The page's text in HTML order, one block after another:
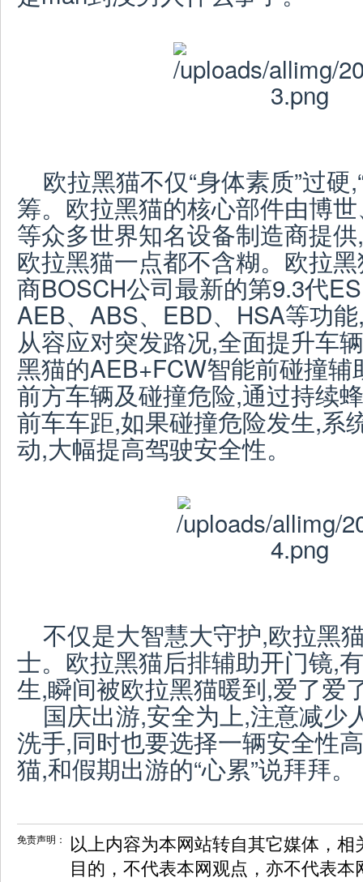
欧拉黑猫不仅“身体素质”过硬
筹。欧拉黑猫的核心部件由博
等众多世界知名设备制造商提
欧拉黑猫一点都不含糊。欧拉
商BOSCH公司最新的第9.3代
AEB、ABS、EBD、HSA等功
从容应对突发路况,全面提升车
黑猫的AEB+FCW智能前碰撞
前方车辆及碰撞危险,通过持续
前车车距,如果碰撞危险发生,系
动,大幅提高驾驶安全性。
不仅是大智慧大守护,欧拉黑
士。欧拉黑猫后排辅助开门镜,
生,瞬间被欧拉黑猫暖到,爱了爱
国庆出游,安全为上,注意减少
洗手,同时也要选择一辆安全性
猫,和假期出游的“心累”说拜拜。
免责声明：
以上内容为本网站转自其它媒体，
目的，不代表本网观点，亦不代表